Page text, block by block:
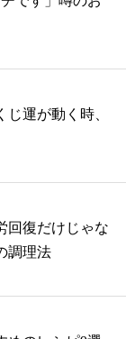
じ運が動く時、
回復だけじゃな
調理法